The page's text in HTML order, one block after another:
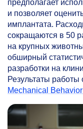
предполагает
и позволяет
имплантата.
сокращаются в 50
на крупных
обширный
разработки на
Результаты работы
Mechanical